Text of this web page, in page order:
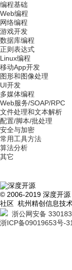
编程基础
Web编程
网络编程
游戏开发
数据库编程
正则表达式
Linux编程
移动App开发
图形和图像处理
UI开发
多媒体编程
Web服务/SOAP/RPC
文件处理和文本解析
配置/脚本/批处理
安全与加密
常用工具方法
算法分析
其它
© 2006-2019 深度开
社区 杭州精创信息技
浙公网安备
浙ICP备09019653号-31